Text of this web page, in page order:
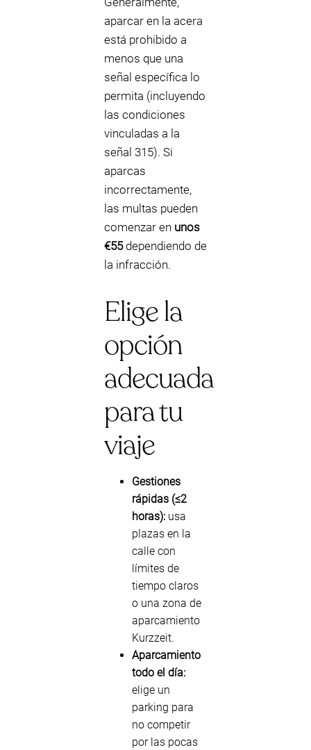
aparcar en la acera
está prohibido a
menos que una
señal específica lo
permita (incluyendo
las condiciones
vinculadas a la
señal 315). Si
aparcas
incorrectamente,
las multas pueden
comenzar en unos
€55dependiendo de
la infracción.
Elige la
opción
adecuada
para tu
viaje
Gestiones
rápidas (≤2
horas): usa
plazas en la
calle con
límites de
tiempo claros
o una zona de
aparcamiento
Kurzzeit.
Aparcamiento
todo el día:
elige un
parking para
no competir
por las pocas